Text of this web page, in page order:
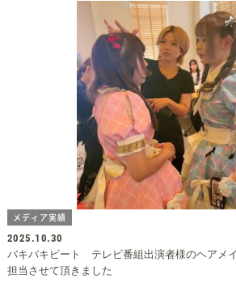
メディア実績
2025.10.30
バキバキビート テレビ番組出演者様のヘアメ
担当させて頂きました